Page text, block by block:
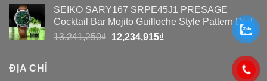
là:
15,412,815₫.
tại
là:
13,770,900₫.
SEIKO SARY167 SRPE45J1 PRESAGE
Cocktail Bar Mojito Guilloche Style Pattern Dial
13,241,250₫ Giá
12,234,915₫Giá
ĐỊA CHỈ